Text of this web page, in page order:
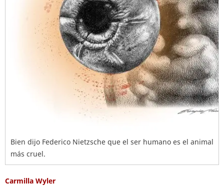
Bien dijo Federico Nietzsche que el ser humano es el animal
más cruel.
Carmilla Wyler